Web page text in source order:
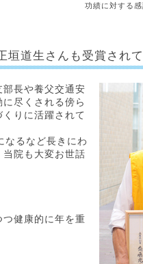
功績に対する
垣道生さんも受賞され
長や養父交通安
尽くされる傍ら
りに活躍されて
なるなど長きにわ
院も大変お世話
健康的に年を重